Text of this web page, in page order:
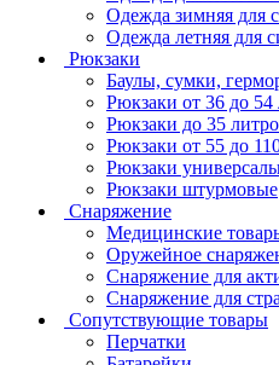
Одежда зимняя для
Одежда летняя для
Рюкзаки
Баулы, сумки,
Рюкзаки от 36 до 54
Рюкзаки до 35
Рюкзаки от 55 до
Рюкзаки
Рюкзаки штурмовые
Снаряжение
Медицинские
Оружейное
Снаряжение для
Снаряжение для
Сопутствующие товары
Перчатки